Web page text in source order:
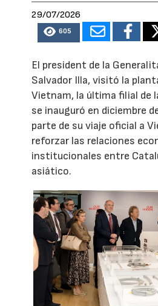
29/07/2026
605
El president de la
Salvador Illa, visitó la
Vietnam, la última filial de
se inauguró en diciembre
parte de su viaje oficial a
reforzar las relaciones
institucionales entre
asiático.